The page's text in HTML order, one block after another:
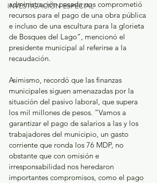
INVESTIGACIÓN ESPECIAL
administración pasada nos comprometió
recursos para el pago de una obra pública
e incluso de una escultura para la glorieta
de Bosques del Lago”, mencionó el
presidente municipal al referirse a la
recaudación.
Asimismo, recordó que las finanzas
municipales siguen amenazadas por la
situación del pasivo laboral, que supera
los mil millones de pesos. “Vamos a
garantizar el pago de salarios a las y los
trabajadores del municipio, un gasto
corriente que ronda los 76 MDP, no
obstante que con omisión e
irresponsabilidad nos heredaron
importantes compromisos, como el pago